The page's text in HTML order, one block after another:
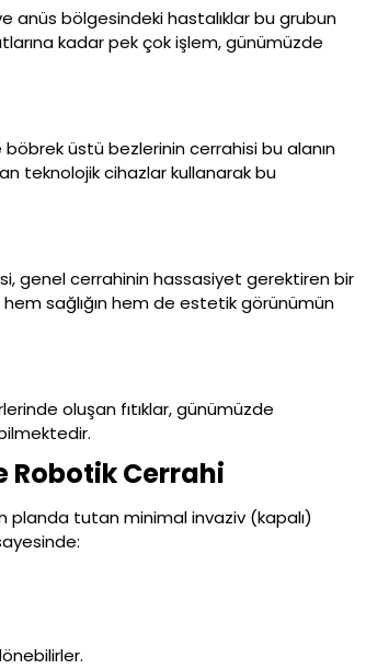
anüs bölgesindeki hastalıklar bu grubun
kadar pek çok işlem, günümüzde
üstü bezlerinin cerrahisi bu alanın
teknolojik cihazlar kullanarak bu
genel cerrahinin hassasiyet gerektiren bir
hem sağlığın hem de estetik görünümün
oluşan fıtıklar, günümüzde
Robotik Cerrahi
planda tutan minimal invaziv (kapalı)